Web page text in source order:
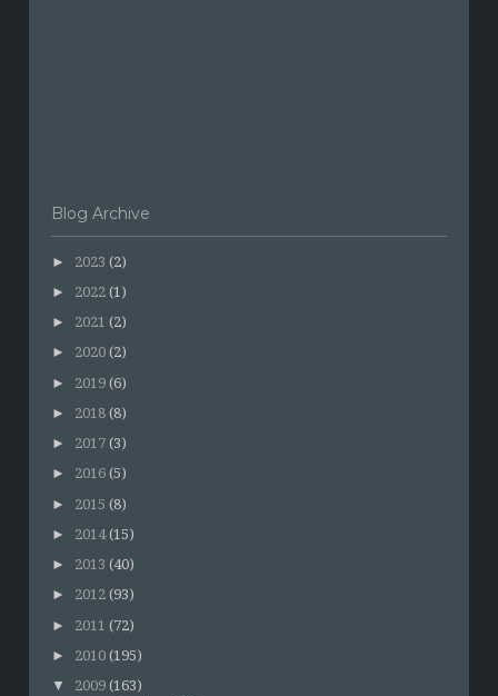
Blog Archive
► 2023 (2)
► 2022 (1)
► 2021 (2)
► 2020 (2)
► 2019 (6)
► 2018 (8)
► 2017 (3)
► 2016 (5)
► 2015 (8)
► 2014 (15)
► 2013 (40)
► 2012 (93)
► 2011 (72)
► 2010 (195)
▼
2009 (163)